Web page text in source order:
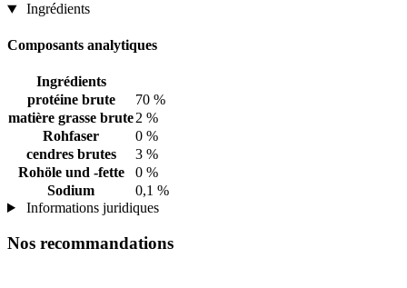
Ingrédients
Composants analytiques
Ingrédients
protéine brute
70 %
matière grasse brute2 %
Rohfaser
0 %
cendres brutes
3 %
Rohöle und -fette
0 %
Sodium
0,1 %
Informations juridiques
Nos recommandations